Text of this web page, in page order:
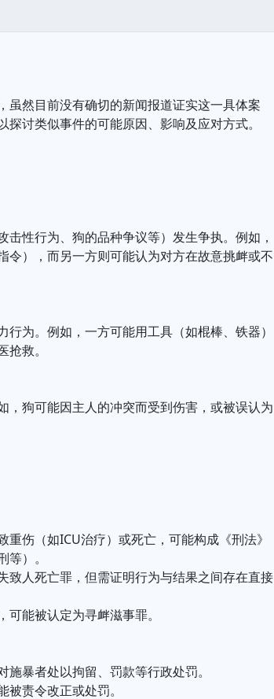
虽然目前没有确切的新闻报道证实这一具体案
讨类似事件的可能原因、影响及应对方式。
性行为、狗的品种争议等）发生争执。例如，
），而另一方则可能认为对方在故意挑衅或不
为。例如，一方可能用工具（如棍棒、铁器）
救。
狗可能因主人的冲突而受到伤害，或被误认为
伤（如ICU治疗）或死亡，可能构成《刑法》
）。
致人死亡罪，但需证明行为与结果之间存在直接
能被认定为寻衅滋事罪。
暴者处以拘留、罚款等行政处罚。
责令改正或处罚。